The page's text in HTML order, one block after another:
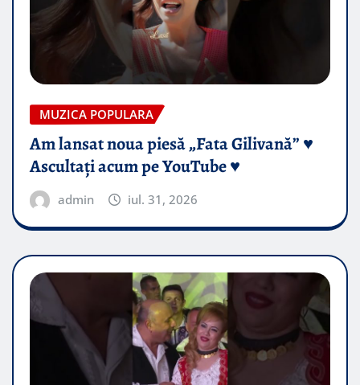
MUZICA POPULARA
Am lansat noua piesă „Fata Gilivană” ♥️
Ascultați acum pe YouTube ♥️
admin iul. 31, 2026